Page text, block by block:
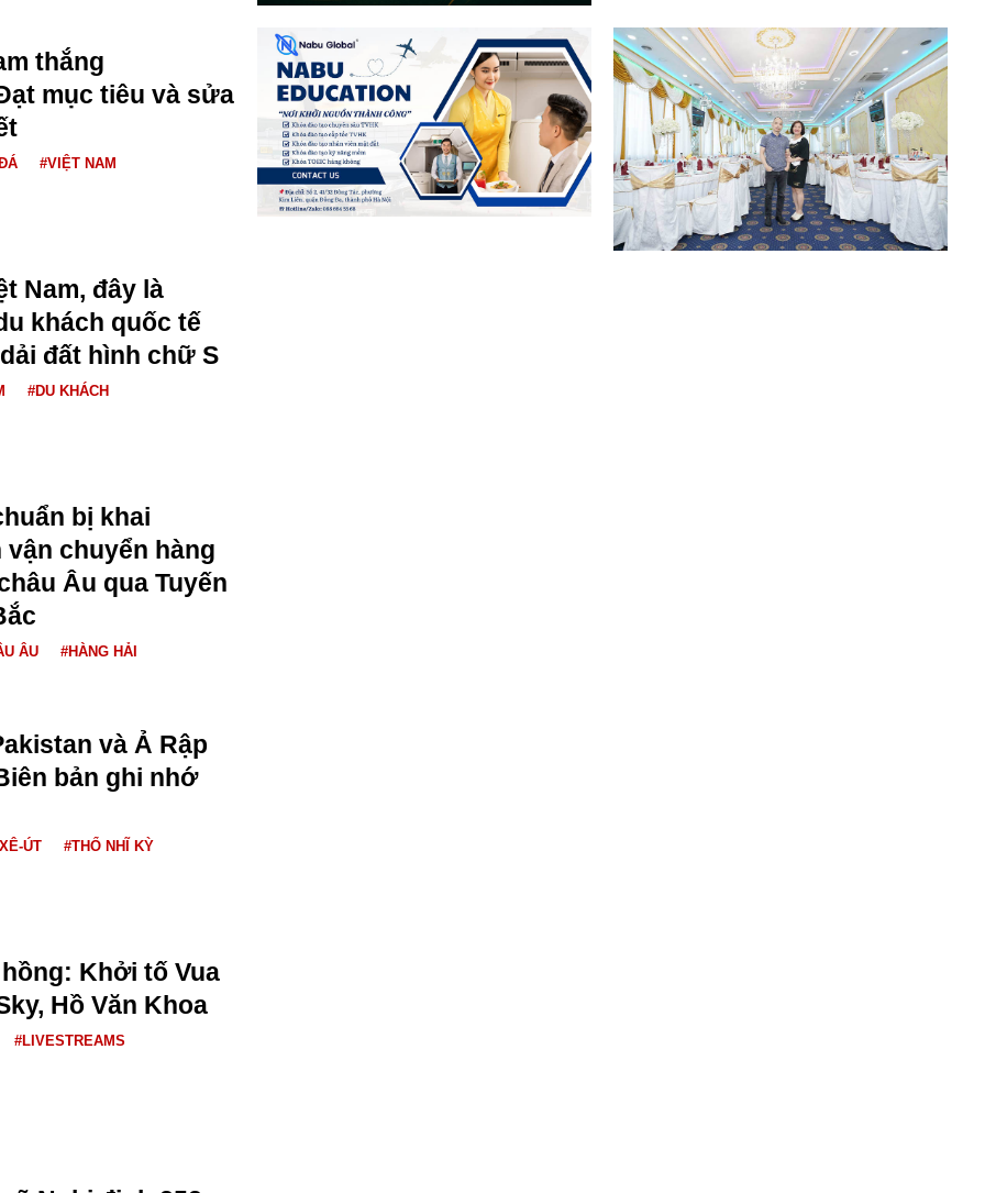
thắng
mục tiêu và sửa
#VIỆT NAM
Nam, đây là
khách quốc tế
đất hình chữ S
#DU KHÁCH
bị khai
chuyển hàng
Âu qua Tuyến
ÂU #HÀNG HẢI
và Ả Rập
bản ghi nhớ
ÚT #THỔ NHĨ KỲ
Khởi tố Vua
Hồ Văn Khoa
#LIVESTREAMS